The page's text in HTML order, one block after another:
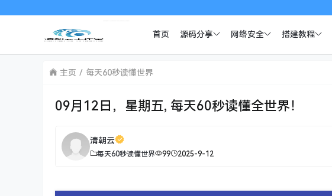
首页 源码分享 网络安全 搭建教程
主页 每天60秒读懂世界
09月12日，星期五, 每天60秒读懂全世界！
清朝云
每天60秒读懂世界 99 2025-9-12